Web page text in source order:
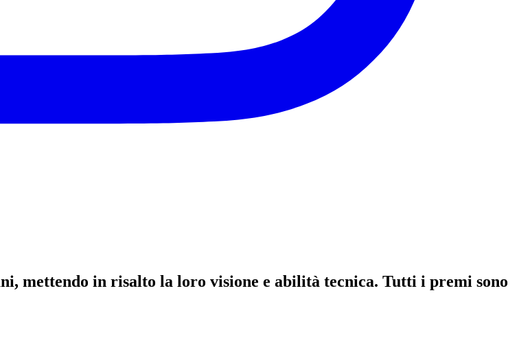
mettendo in risalto la loro visione e abilità tecnica. Tutti i premi sono